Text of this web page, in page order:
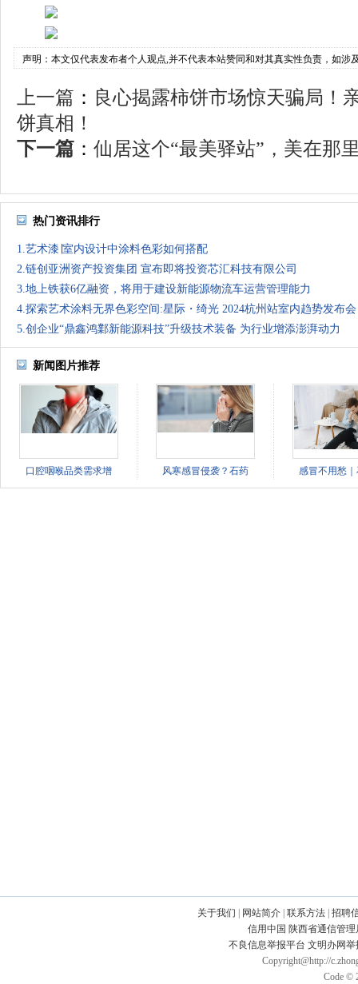
声明：本文仅代表发布者个人观点,并不代表本站赞同和对其真实性负责，如涉
上一篇 ： 良心揭露柿饼市场惊天骗局！
饼真相！
下一篇 ： 仙居这个“最美驿站”，美在那
热门资讯排行
1.艺术漆∣室内设计中涂料色彩如何搭配
2.链创亚洲资产投资集团 宣布即将投资芯汇科技有限公司
3.地上铁获6亿融资，将用于建设新能源物流车运营管理能力
4.探索艺术涂料无界色彩空间:星际・绮光 2024杭州站室内趋势发布会
5.创企业“鼎鑫鸿鄴新能源科技”升级技术装备 为行业增添澎湃动力
新闻图片推荐
口腔咽喉品类需求增 风寒感冒侵袭？石药 感冒不用愁
关于我们 网站简介 联系方法 招聘
信用中国 陕西省通信管理
不良信息举报平台 文明办网
Copyright@http://
Code ©